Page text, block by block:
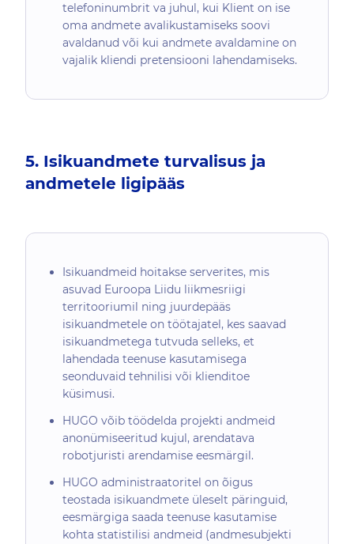
telefoninumbrit va juhul, kui Klient on ise
oma andmete avalikustamiseks soovi
avaldanud või kui andmete avaldamine on
vajalik kliendi pretensiooni lahendamiseks.
5. Isikuandmete turvalisus ja
andmetele ligipääs
Isikuandmeid hoitakse serverites, mis
asuvad Euroopa Liidu liikmesriigi
territooriumil ning juurdepääs
isikuandmetele on töötajatel, kes saavad
isikuandmetega tutvuda selleks, et
lahendada teenuse kasutamisega
seonduvaid tehnilisi või klienditoe
küsimusi.
HUGO võib töödelda projekti andmeid
anonümiseeritud kujul, arendatava
robotjuristi arendamise eesmärgil.
HUGO administraatoritel on õigus
teostada isikuandmete üleselt päringuid,
eesmärgiga saada teenuse kasutamise
kohta statistilisi andmeid (andmesubjekti